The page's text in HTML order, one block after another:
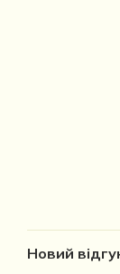
Новий